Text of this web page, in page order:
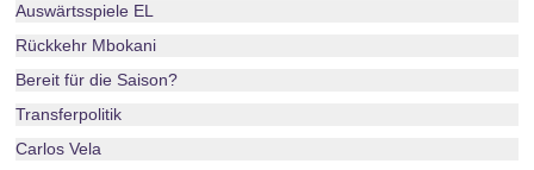
Auswärtsspiele EL
Rückkehr Mbokani
Bereit für die Saison?
Transferpolitik
Carlos Vela